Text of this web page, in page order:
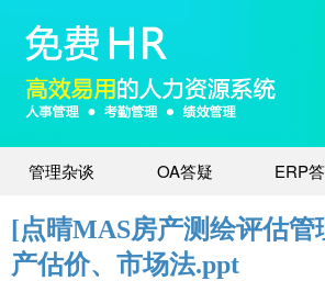
管理杂谈 OA答疑 ERP
[点晴MAS房产测绘评估管
产估价、市场法.ppt